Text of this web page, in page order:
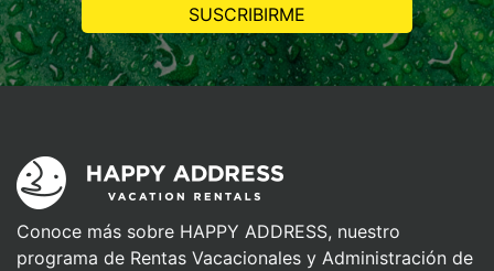
Conoce más sobre HAPPY ADDRESS, nuestro
programa de Rentas Vacacionales y Administración de